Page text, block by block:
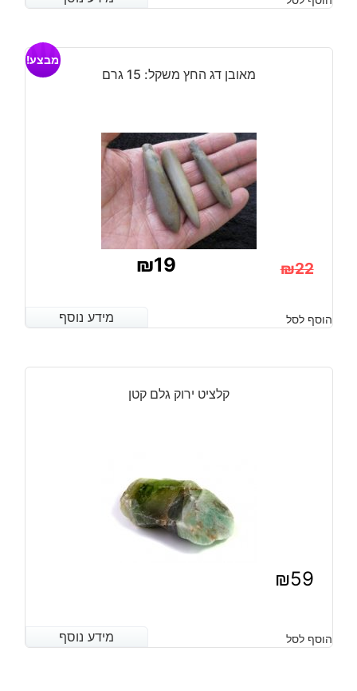
מאובן דג החץ משקל: 15 גרם
מבצע!
₪22
המקורי
₪19
הנוכחי
מידע נוסף הוסף לסל מידע נוסף
קלציט ירוק גלם קטן
₪59
מידע נוסף הוסף לסל מידע נוסף